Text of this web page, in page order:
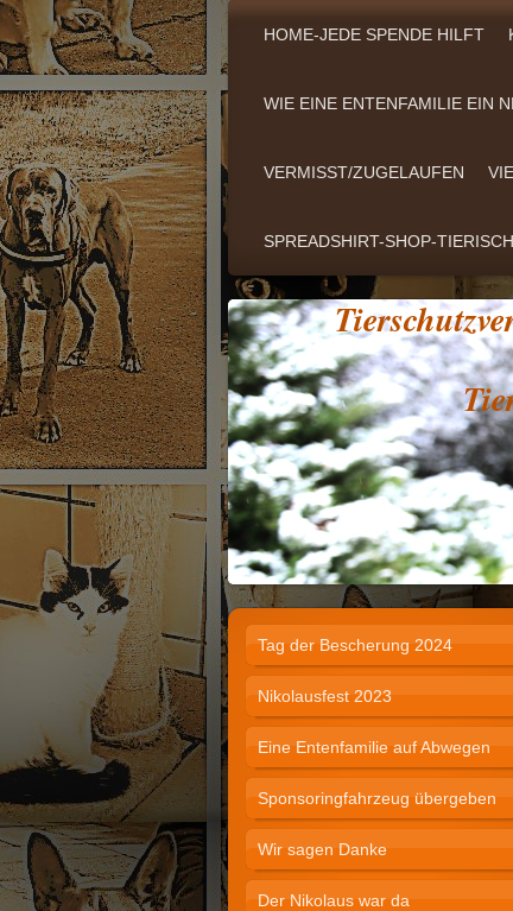
HOME-JEDE SPENDE HILFT
WIE EINE ENTENFAMILIE EIN
VERMISST/ZUGELAUFEN
SPREADSHIRT-SHOP-
Tag der Bescherung 2024
Nikolausfest 2023
Eine Entenfamilie auf Abwegen
Sponsoringfahrzeug übergeben
Wir sagen Danke
Der Nikolaus war da